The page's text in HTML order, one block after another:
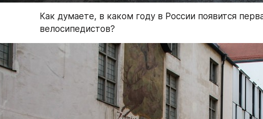
Как думаете, в каком году в России появится
велосипедистов?